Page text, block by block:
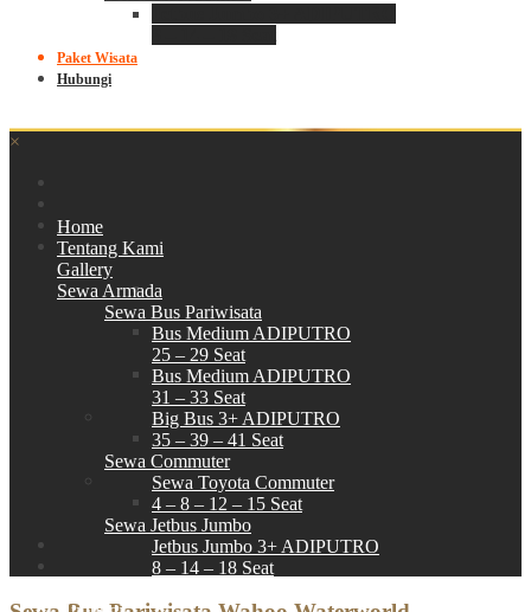
Paket Wisata
Hubungi
×
Home
Tentang Kami
Gallery
Sewa Armada
Sewa Bus Pariwisata
Bus Medium ADIPUTRO
25 – 29 Seat
Bus Medium ADIPUTRO
31 – 33 Seat
Big Bus 3+ ADIPUTRO
35 – 39 – 41 Seat
Sewa Commuter
Sewa Toyota Commuter
4 – 8 – 12 – 15 Seat
Sewa Jetbus Jumbo
Jetbus Jumbo 3+ ADIPUTRO
8 – 14 – 18 Seat